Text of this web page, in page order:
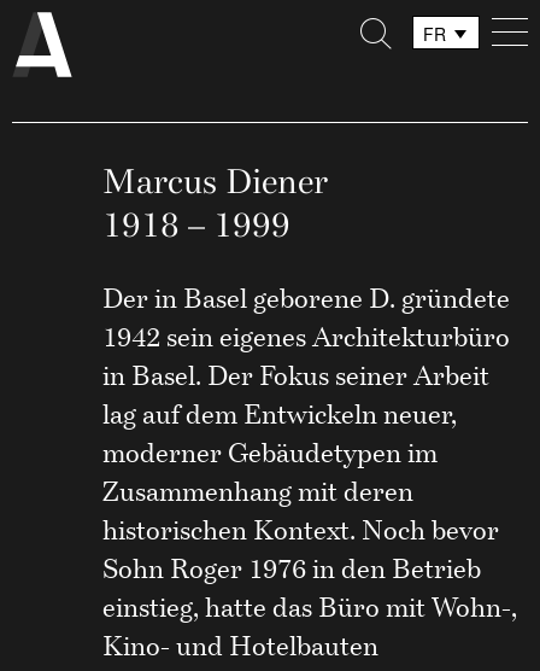
FR
Marcus Diener
1918 – 1999
Der in Basel geborene D. gründete
1942 sein eigenes Architekturbüro
in Basel. Der Fokus seiner Arbeit
lag auf dem Entwickeln neuer,
moderner Gebäudetypen im
Zusammenhang mit deren
historischen Kontext. Noch bevor
Sohn Roger 1976 in den Betrieb
einstieg, hatte das Büro mit Wohn-,
Kino- und Hotelbauten